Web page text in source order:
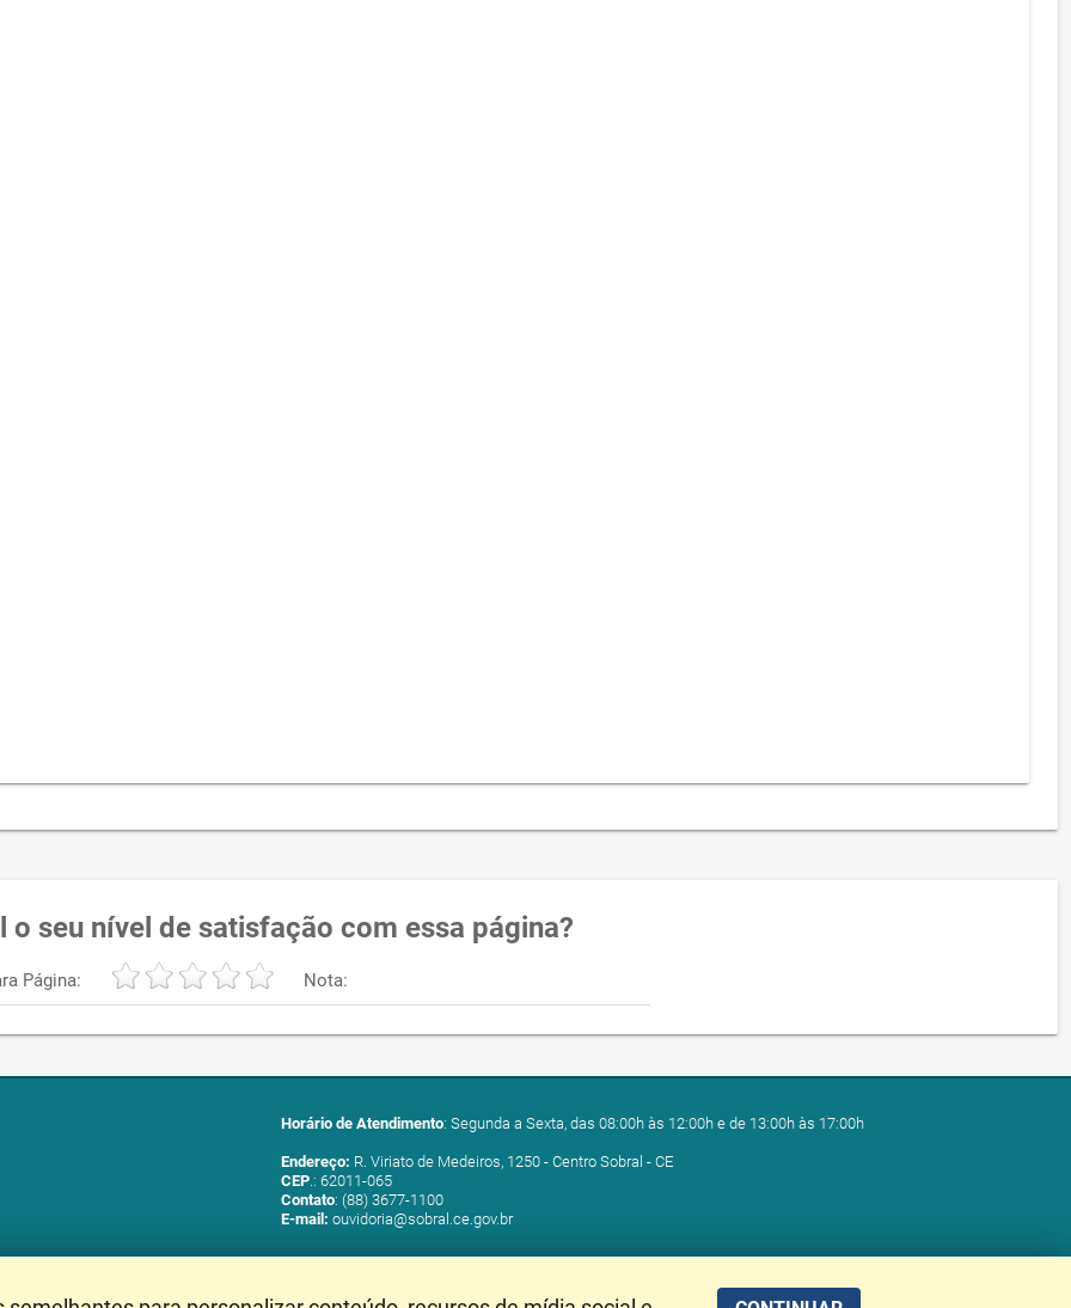
o seu nível de satisfação com essa página?
Página: Nota:
Horário de Atendimento: Segunda a Sexta, das 08:00h às 12:00h e de 13:00h às 17:00h
Endereço: R. Viriato de Medeiros, 1250 - Centro Sobral - CE
CEP.: 62011-065
Contato: (88) 3677-1100
E-mail: ouvidoria@sobral.ce.gov.br